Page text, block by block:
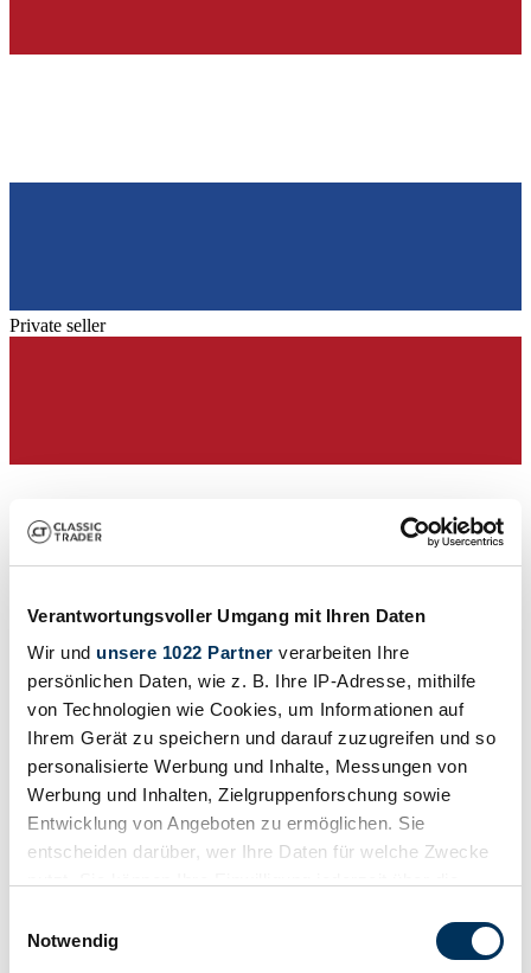
Verantwortungsvoller Umgang mit Ihren Daten
Wir und unsere 1022 Partner verarbeiten Ihre
persönlichen Daten, wie z. B. Ihre IP-Adresse, mithilfe
von Technologien wie Cookies, um Informationen auf
Ihrem Gerät zu speichern und darauf zuzugreifen und so
personalisierte Werbung und Inhalte, Messungen von
Werbung und Inhalten, Zielgruppenforschung sowie
Entwicklung von Angeboten zu ermöglichen. Sie
entscheiden darüber, wer Ihre Daten für welche Zwecke
Trigger Symbol ändern oder widerrufen
Notwendig
Private seller
Private seller
Expired listing